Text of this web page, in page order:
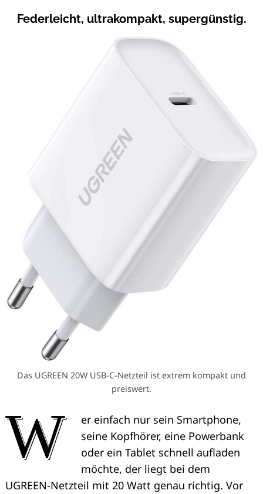
Federleicht, ultrakompakt, supergünstig.
Das UGREEN 20W USB-C-Netzteil ist extrem kompakt und
preiswert.
W
er einfach nur sein Smartphone,
seine Kopfhörer, eine Powerbank
oder ein Tablet schnell aufladen
möchte, der liegt bei dem
UGREEN-Netzteil mit 20 Watt genau richtig. Vor